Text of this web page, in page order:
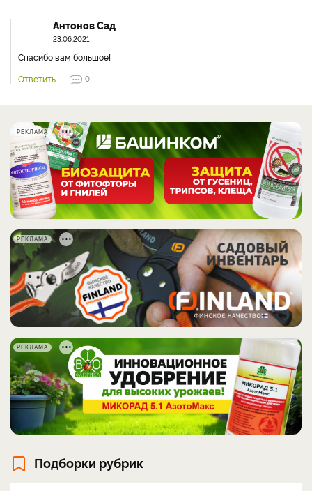
Антонов Сад
23.06.2021
Спасибо вам большое!
Ответить
0
РЕКЛАМА
РЕКЛАМА
РЕКЛАМА
Подборки рубрик